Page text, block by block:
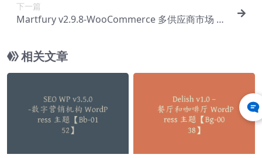
下一篇
Martfury v2.9.8-WooCommerce 多供应商市场 W
相关文章